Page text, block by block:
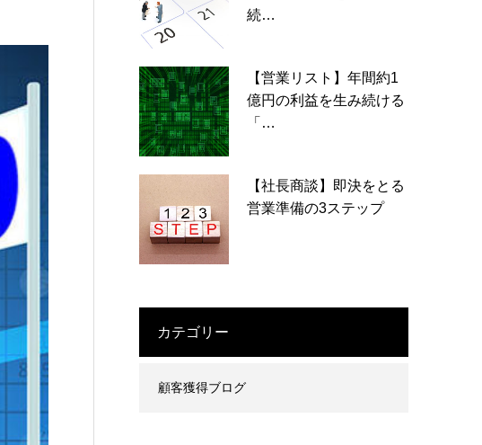
続…
【営業リスト】年間約1
億円の利益を生み続ける
「…
【社長商談】即決をとる
営業準備の3ステップ
カテゴリー
顧客獲得ブログ